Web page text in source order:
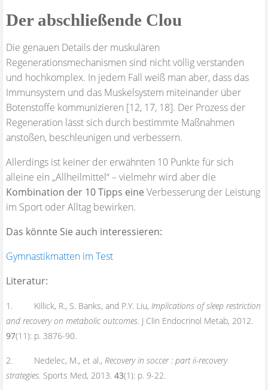
Der abschließende Clou
Die genauen Details der muskulären
Regenerationsmechanismen sind nicht völlig verstanden
und hochkomplex. In jedem Fall weiß man aber, dass das
Immunsystem und das Muskelsystem miteinander über
Botenstoffe kommunizieren [12, 17, 18]. Der Prozess der
Regeneration lässt sich durch bestimmte Maßnahmen
anstoßen, beschleunigen und verbessern.
Allerdings ist keiner der erwähnten 10 Punkte für sich
alleine ein „Allheilmittel“ – vielmehr wird aber die
Kombination der 10 Tipps eine Verbesserung der Leistung
im Sport oder Alltag bewirken.
Das könnte Sie auch interessieren:
Gymnastikmatten im Test
Literatur:
1. Killick, R., S. Banks, and P.Y. Liu, Implications of sleep restriction
and recovery on metabolic outcomes. J Clin Endocrinol Metab, 2012.
97(11): p. 3876-90.
2. Nedelec, M., et al., Recovery in soccer : part ii-recovery
strategies. Sports Med, 2013. 43(1): p. 9-22.